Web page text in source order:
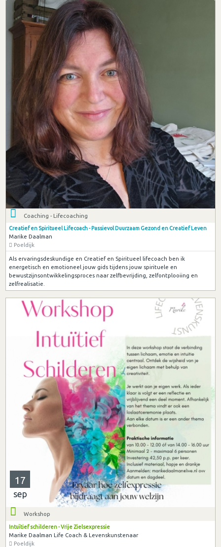
Coaching - Lifecoaching
Creatief en Spiritueel Lifecoach - Passievol Duurzaam Gezond en Creatief Leven
Marike Daalman
Poeldijk
Als ervaringsdeskundige en Creatief en Spiritueel lifecoach ben ik
energetisch en emotioneel jouw gids tijdens jouw spirituele en
bewustzijnsontwikkelingsproces naar zelfbevrijding, zelfontplooiing en
zelfrealisatie.
17
sep
Workshop
Intuïtief schilderen - Vrije Zielsexpressie
Marike Daalman Life Coach & Levenskunstenaar
Poeldijk